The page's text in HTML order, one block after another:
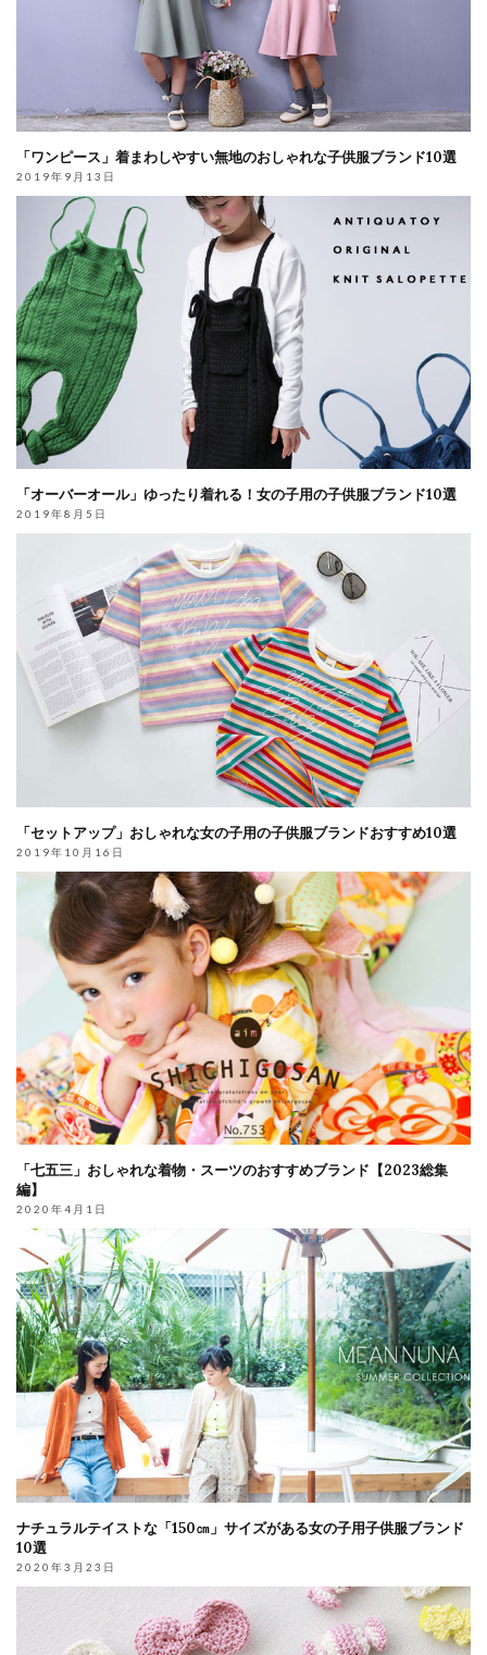
「ワンピース」着まわしやすい無地のおしゃれな子供服ブランド10選
2019年9月13日
「オーバーオール」ゆったり着れる！女の子用の子供服ブランド10選
2019年8月5日
「セットアップ」おしゃれな女の子用の子供服ブランドおすすめ10選
2019年10月16日
「七五三」おしゃれな着物・スーツのおすすめブランド【2023総集
編】
2020年4月1日
ナチュラルテイストな「150㎝」サイズがある女の子用子供服ブランド
10選
2020年3月23日